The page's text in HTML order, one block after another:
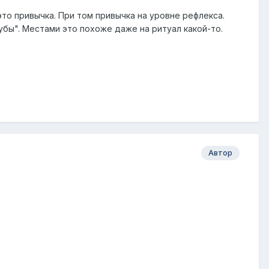
привычка. При том привычка на уровне рефлекса.
Местами это похоже даже на ритуал какой-то.
Автор